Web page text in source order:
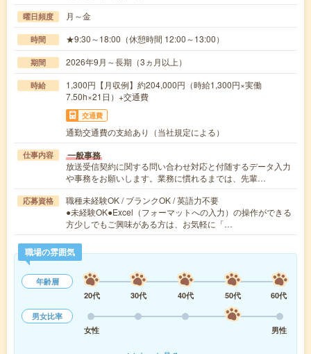
曜日頻度 月～金
時間 ★9:30～18:00（休憩時間 12:00～13:00）
期間 2026年9月～長期（3ヵ月以上）
時給
1,300円【月収例】約204,000円（時給1,300円×実働
7.50h×21日）+交通費
交通費
通勤交通費の支給あり（当社規定による）
仕事内容 一般事務
放送受信契約に関する問い合わせ対応と付随するデータ入力
や事務をお願いします。業務に慣れるまでは、先輩…
応募資格
職種未経験OK / ブランクOK / 英語力不要
●未経験OK●Excel（フォーマットへの入力）の操作ができる
方少しでもご興味がある方は、お気軽に「…
職場の雰囲気
年齢層
20代
30代 40代 50代
60代
男女比率
女性
男性